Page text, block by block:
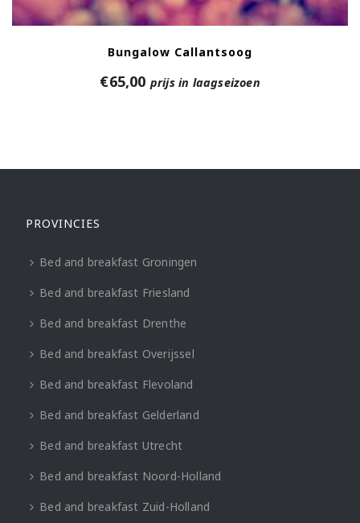
Bungalow Callantsoog
€65,00 prijs in laagseizoen
PROVINCIES
Bed and breakfast Groningen
Bed and breakfast Friesland
Bed and breakfast Drenthe
Bed and breakfast Overijssel
Bed and breakfast Flevoland
Bed and breakfast Gelderland
Bed and breakfast Utrecht
Bed and breakfast Noord-Holland
Bed and breakfast Zuid-Holland